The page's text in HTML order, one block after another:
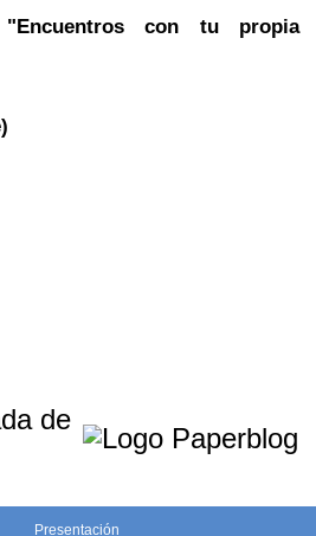
con tu propia
de
Presentación